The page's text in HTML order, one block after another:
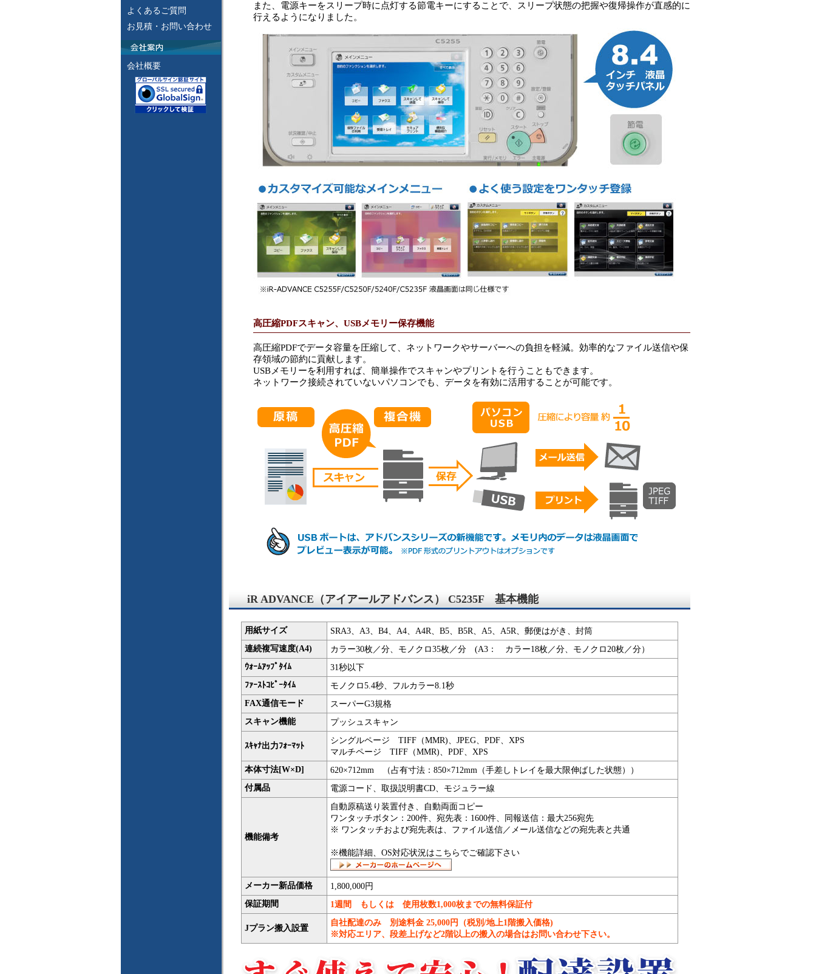
よくあるご質問
お見積・お問い合わせ
会社概要
また、電源キーをスリープ時に点灯する節電キーにすることで、スリープ状態の把握や復帰操作が直感的に
行えるようになりました。
高圧縮PDFスキャン、USBメモリー保存機能
高圧縮PDFでデータ容量を圧縮して、ネットワークやサーバーへの負担を軽減。効率的なファイル送信や保
存領域の節約に貢献します。
USBメモリーを利用すれば、簡単操作でスキャンやプリントを行うこともできます。
ネットワーク接続されていないパソコンでも、データを有効に活用することが可能です。
iR ADVANCE（アイアールアドバンス） C5235F 基本機能
用紙サイズ
SRA3、A3、B4、A4、A4R、B5、B5R、A5、A5R、郵便はがき、封筒
連続複写速度(A4)
カラー30枚／分、モノクロ35枚／分 (A3： カラー18枚／分、モノクロ20枚／分）
ｳｫｰﾑｱｯﾌﾟﾀｲﾑ
31秒以下
ﾌｧｰｽﾄｺﾋﾟｰﾀｲﾑ
モノクロ5.4秒、フルカラー8.1秒
FAX通信モード
スーパーG3規格
スキャン機能
プッシュスキャン
ｽｷｬﾅ出力ﾌｫｰﾏｯﾄ
シングルページ TIFF（MMR)、JPEG、PDF、XPS
マルチページ TIFF（MMR)、PDF、XPS
本体寸法[W×D]
620×712mm （占有寸法：850×712mm（手差しトレイを最大限伸ばした状態））
付属品
電源コード、取扱説明書CD、モジュラー線
機能備考
自動原稿送り装置付き、自動両面コピー
ワンタッチボタン：200件、宛先表：1600件、同報送信：最大256宛先
※ ワンタッチおよび宛先表は、ファイル送信／メール送信などの宛先表と共通
※機能詳細、OS対応状況はこちらでご確認下さい
メーカー新品価格
1,800,000円
保証期間
1週間 もしくは 使用枚数1,000枚までの無料保証付
Jプラン搬入設置
自社配達のみ 別途料金 25,000円（税別/地上1階搬入価格)
※対応エリア、段差上げなど2階以上の搬入の場合はお問い合わせ下さい。